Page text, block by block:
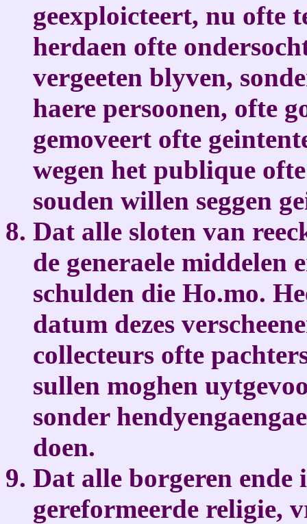
geexploicteert, nu ofte
herdaen ofte
vergeeten blyven,
haere persoonen, ofte
gemoveert ofte
wegen het publique
souden willen seggen
Dat alle sloten van
de generaele middelen
schulden die Ho.mo.
datum dezes
collecteurs ofte
sullen moghen
sonder
doen.
Dat alle borgeren ende
gereformeerde religie,